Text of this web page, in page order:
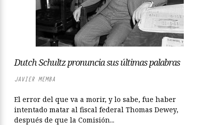
Dutch Schultz pronuncia sus últimas palabras
JAVIER MEMBA
El error del que va a morir, y lo sabe, fue haber
intentado matar al fiscal federal Thomas Dewey,
después de que la Comisión...